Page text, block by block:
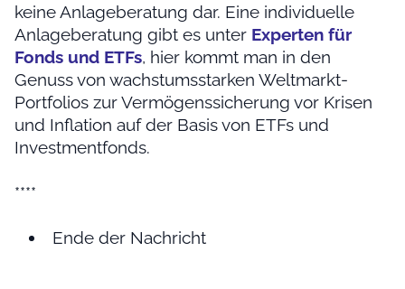
keine Anlageberatung dar. Eine individuelle
Anlageberatung gibt es unter Experten für
Fonds und ETFs, hier kommt man in den
Genuss von wachstumsstarken Weltmarkt-
Portfolios zur Vermögenssicherung vor Krisen
und Inflation auf der Basis von ETFs und
Investmentfonds.
****
Ende der Nachricht